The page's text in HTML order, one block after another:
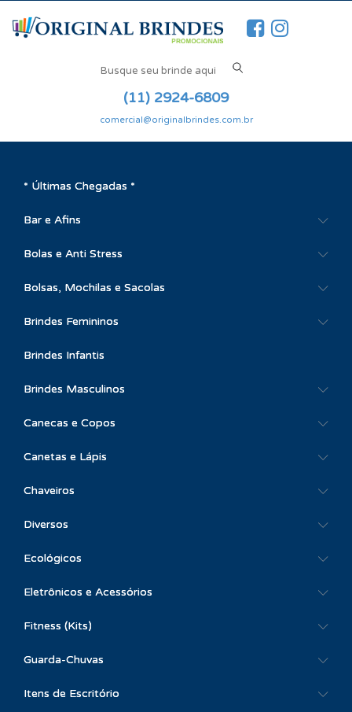
(11) 2924-6809
comercial@originalbrindes.com.br
* Últimas Chegadas *
Bar e Afins
Bolas e Anti Stress
Bolsas, Mochilas e Sacolas
Brindes Femininos
Brindes Infantis
Brindes Masculinos
Canecas e Copos
Canetas e Lápis
Chaveiros
Diversos
Ecológicos
Eletrônicos e Acessórios
Fitness (Kits)
Guarda-Chuvas
Itens de Escritório